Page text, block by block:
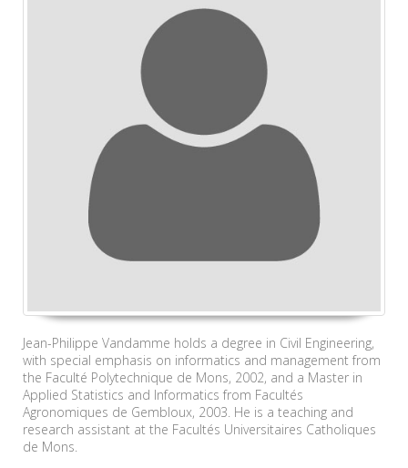
Jean-Philippe Vandamme holds a degree in Civil Engineering,
with special emphasis on informatics and management from
the Faculté Polytechnique de Mons, 2002, and a Master in
Applied Statistics and Informatics from Facultés
Agronomiques de Gembloux, 2003. He is a teaching and
research assistant at the Facultés Universitaires Catholiques
de Mons.